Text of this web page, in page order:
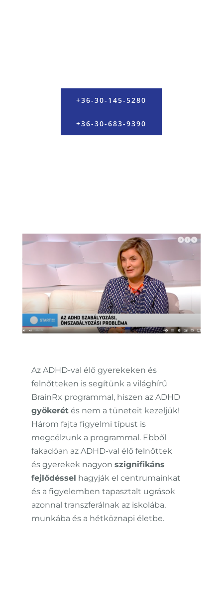
+36-30-145-5280
+36-30-683-9390
Az ADHD-val élő gyerekeken és
felnőtteken is segítünk a világhírű
BrainRx programmal, hiszen az ADHD
gyökerétés nem a tüneteit kezeljük!
Három fajta figyelmi típust is
megcélzunk a programmal. Ebből
fakadóan az ADHD-val élő felnőttek
és gyerekek nagyon szignifikáns
fejlődéssel hagyják el centrumainkat
és a figyelemben tapasztalt ugrások
azonnal transzferálnak az iskolába,
munkába és a hétköznapi életbe.